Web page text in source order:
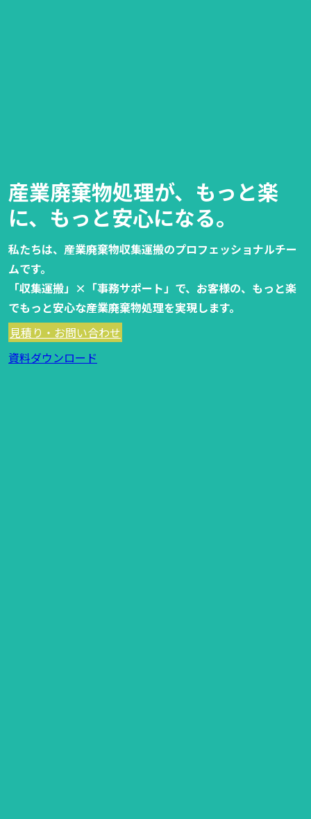
産業廃棄物処理が、 もっと楽
に、もっと安心になる。
私たちは、産業廃棄物収集運搬のプロフェッショナルチー
ムです。
「収集運搬」×「事務サポート」で、お客様の、もっと楽
でもっと安心な産業廃棄物処理を実現します。
見積り・お問い合わせ
資料ダウンロード